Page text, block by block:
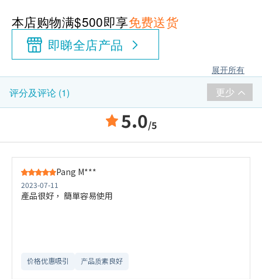
本店购物满$500即享免费送货
即睇全店产品
展开所有
评分及评论 (1) 更少
5.0/5
Pang M***
2023-07-11
產品很好， 簡單容易使用
价格优惠吸引 产品质素良好